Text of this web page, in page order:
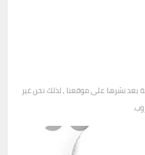
بعد نشرها على موقعنا ، لذلك نحن غير